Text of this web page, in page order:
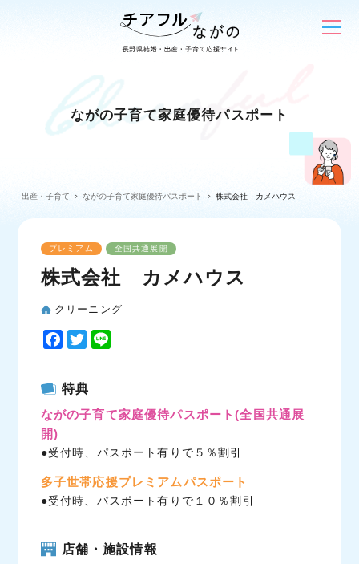
ながの子育て家庭優待パスポート
出産・子育て ながの子育て家庭優待パスポート 株式会社 カメハウス
プレミアム 全国共通展開
株式会社 カメハウス
クリーニング
F
e
b
o
k
T
t
t
r
特典
ながの子育て家庭優待パスポート(全国共通展
開)
●受付時、パスポート有りで５％割引
多子世帯応援プレミアムパスポート
●受付時、パスポート有りで１０％割引
店舗・施設情報